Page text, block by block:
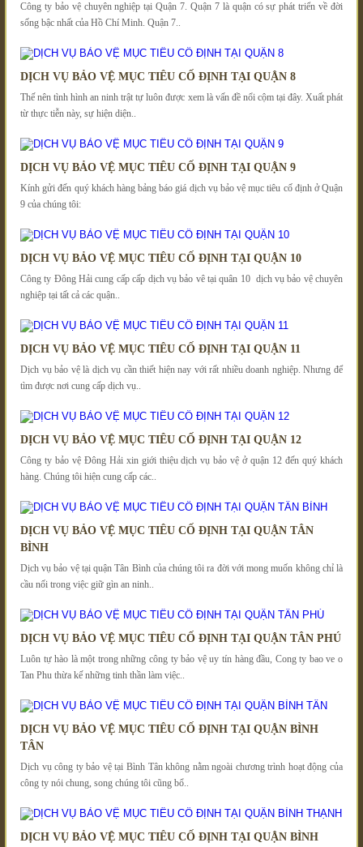
Công ty bảo vệ chuyên nghiệp tại Quận 7. Quận 7 là quận có sự phát triển về đời
sống bậc nhất của Hồ Chí Minh. Quận 7..
DỊCH VỤ BẢO VỆ MỤC TIÊU CỐ ĐỊNH TẠI QUẬN 8
Thế nên tình hình an ninh trật tự luôn được xem là vấn đề nổi cộm tại đây. Xuất phát
từ thực tiễn này, sự hiện diện..
DỊCH VỤ BẢO VỆ MỤC TIÊU CỐ ĐỊNH TẠI QUẬN 9
Kính gửi đến quý khách hàng bảng báo giá dịch vụ bảo vệ mục tiêu cố định ở Quận
9 của chúng tôi:
DỊCH VỤ BẢO VỆ MỤC TIÊU CỐ ĐỊNH TẠI QUẬN 10
Công ty Đông Hải cung cấp cấp dịch vụ bảo vê tại quân 10 dịch vụ bảo vệ chuyên
nghiệp tại tất cả các quận..
DỊCH VỤ BẢO VỆ MỤC TIÊU CỐ ĐỊNH TẠI QUẬN 11
Dịch vụ bảo vệ là dịch vụ cần thiết hiện nay với rất nhiều doanh nghiệp. Nhưng để
tìm được nơi cung cấp dịch vụ..
DỊCH VỤ BẢO VỆ MỤC TIÊU CỐ ĐỊNH TẠI QUẬN 12
Công ty bảo vệ Đông Hải xin giới thiệu dịch vụ bảo vệ ở quận 12 đến quý khách
hàng. Chúng tôi hiện cung cấp các..
DỊCH VỤ BẢO VỆ MỤC TIÊU CỐ ĐỊNH TẠI QUẬN TÂN
BÌNH
Dịch vụ bảo vệ tại quận Tân Bình của chúng tôi ra đời với mong muốn không chỉ là
cầu nối trong việc giữ gìn an ninh..
DỊCH VỤ BẢO VỆ MỤC TIÊU CỐ ĐỊNH TẠI QUẬN TÂN PHÚ
Luôn tự hào là một trong những công ty bảo vệ uy tín hàng đầu, Cong ty bao ve o
Tan Phu thừa kế những tinh thần làm việc..
DỊCH VỤ BẢO VỆ MỤC TIÊU CỐ ĐỊNH TẠI QUẬN BÌNH
TÂN
Dịch vụ công ty bảo vệ tại Bình Tân không nằm ngoài chương trình hoạt động của
công ty nói chung, song chúng tôi cũng bổ..
DỊCH VỤ BẢO VỆ MỤC TIÊU CỐ ĐỊNH TẠI QUẬN BÌNH